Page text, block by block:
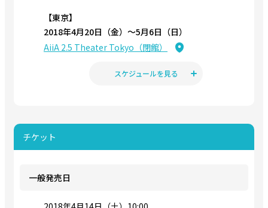
【東京】
2018年4月20日（金）〜5月6日（日）
AiiA 2.5 Theater Tokyo（閉館）
スケジュールを見る
チケット
一般発売日